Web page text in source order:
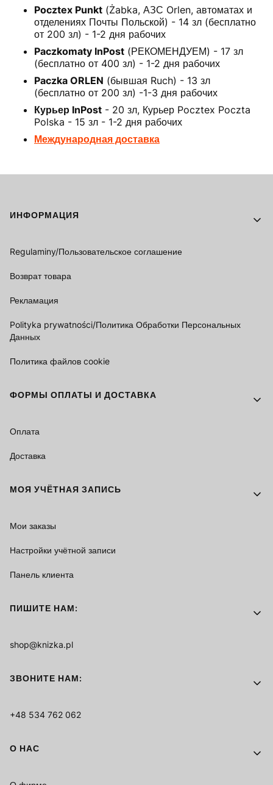
Pocztex Punkt (Żabka, АЗС Orlen, автоматах и
отделениях Почты Польской) - 14 зл (бесплатно
от 200 зл) - 1-2 дня рабочих
Paczkomaty InPost (РЕКОМЕНДУЕМ) - 17 зл
(бесплатно от 400 зл) - 1-2 дня рабочих
Paczka ORLEN (бывшая Ruch) - 13 зл
(бесплатно от 200 зл) -1-3 дня рабочих
Курьер InPost - 20 зл, Курьер Pocztex Poczta
Polska - 15 зл - 1-2 дня рабочих
Международная доставка
Footer menu
ИНФОРМАЦИЯ
Regulaminy/Пользовательское соглашение
Возврат товара
Рекламация
Polityka prywatności/Политика Обработки Персональных
Данных
Политика файлов cookie
ФОРМЫ ОПЛАТЫ И ДОСТАВКА
Оплата
Доставка
МОЯ УЧЁТНАЯ ЗАПИСЬ
Мои заказы
Настройки учётной записи
Панель клиента
ПИШИТЕ НАМ:
shop@knizka.pl
ЗВОНИТЕ НАМ:
+48 534 762 062
О НАС